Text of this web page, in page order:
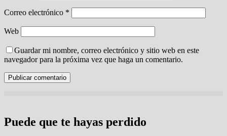
Correo electrónico *
Web
Guardar mi nombre, correo electrónico y sitio web en este
navegador para la próxima vez que haga un comentario.
Puede que te hayas perdido